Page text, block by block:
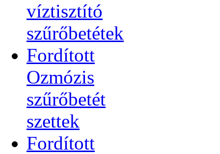
víztisztító
szűrőbetétek
Fordított
Ozmózis
szűrőbetét
szettek
Fordított